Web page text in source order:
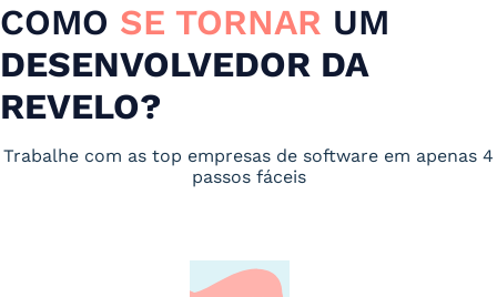
COMO SE TORNAR UM
DESENVOLVEDOR DA
REVELO?
Trabalhe com as top empresas de software em apenas 4
passos fáceis